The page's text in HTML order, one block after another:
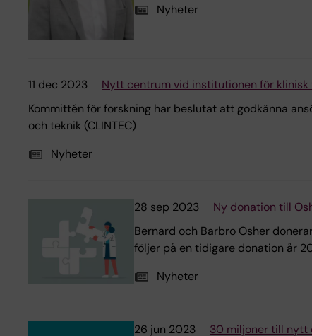
Nyheter
11 dec 2023
Nytt centrum vid institutionen för klinisk
Kommittén för forskning har beslutat att godkänna
och teknik (CLINTEC)
Nyheter
28 sep 2023
Ny donation till
Bernard och Barbro Osher
följer på en tidigare donation år
Nyheter
26 jun 2023 30 miljoner till nytt